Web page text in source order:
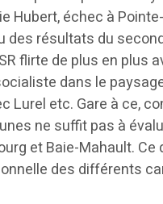
échec à
des résultats du
flirte de plus en plus
dans le
etc. Gare à ce,
ne suffit pas à
et Baie-Mahault. Ce
des différents